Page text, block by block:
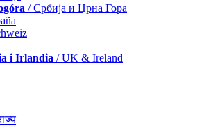
/ Србија и Црна Гора
i Irlandia / UK & Ireland